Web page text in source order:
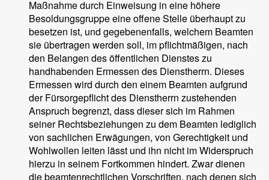
Maßnahme durch Einweisung in eine höhere
Besoldungsgruppe eine offene Stelle überhaupt zu
besetzen ist, und gegebenenfalls, welchem Beamten
sie übertragen werden soll, im pflichtmäßigen, nach
den Belangen des öffentlichen Dienstes zu
handhabenden Ermessen des Dienstherrn. Dieses
Ermessen wird durch den einem Beamten aufgrund
der Fürsorgepflicht des Dienstherrn zustehenden
Anspruch begrenzt, dass dieser sich im Rahmen
seiner Rechtsbeziehungen zu dem Beamten lediglich
von sachlichen Erwägungen, von Gerechtigkeit und
Wohlwollen leiten lässt und ihn nicht im Widerspruch
hierzu in seinem Fortkommen hindert. Zwar dienen
die beamtenrechtlichen Vorschriften, nach denen sich